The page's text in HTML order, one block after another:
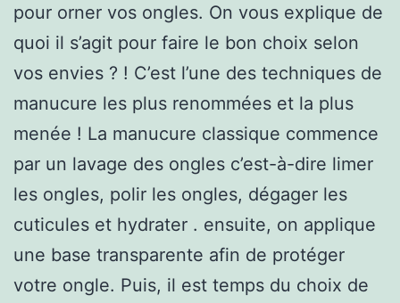
pour orner vos ongles. On vous explique de
quoi il s’agit pour faire le bon choix selon
vos envies ? ! C’est l’une des techniques de
manucure les plus renommées et la plus
menée ! La manucure classique commence
par un lavage des ongles c’est-à-dire limer
les ongles, polir les ongles, dégager les
cuticules et hydrater . ensuite, on applique
une base transparente afin de protéger
votre ongle. Puis, il est temps du choix de